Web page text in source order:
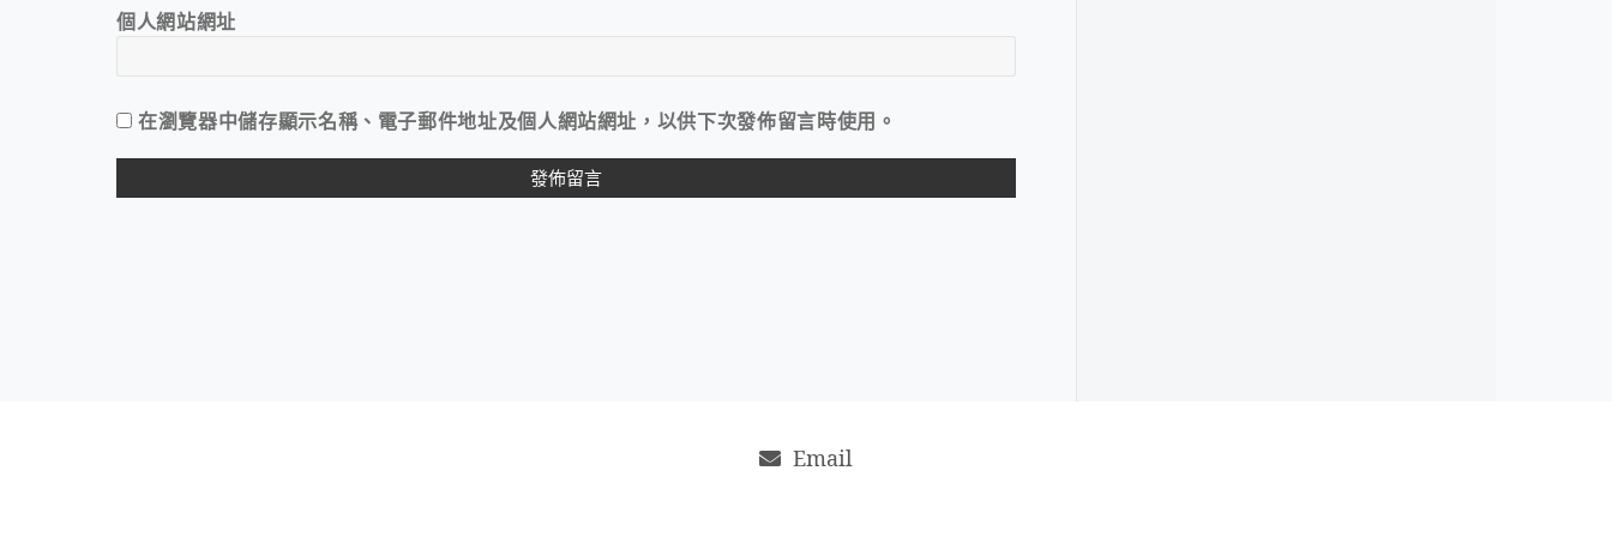
個人網站網址
在瀏覽器中儲存顯示名稱、電子郵件地址及個人網站網址，以供下次發佈留言時使用。
Email